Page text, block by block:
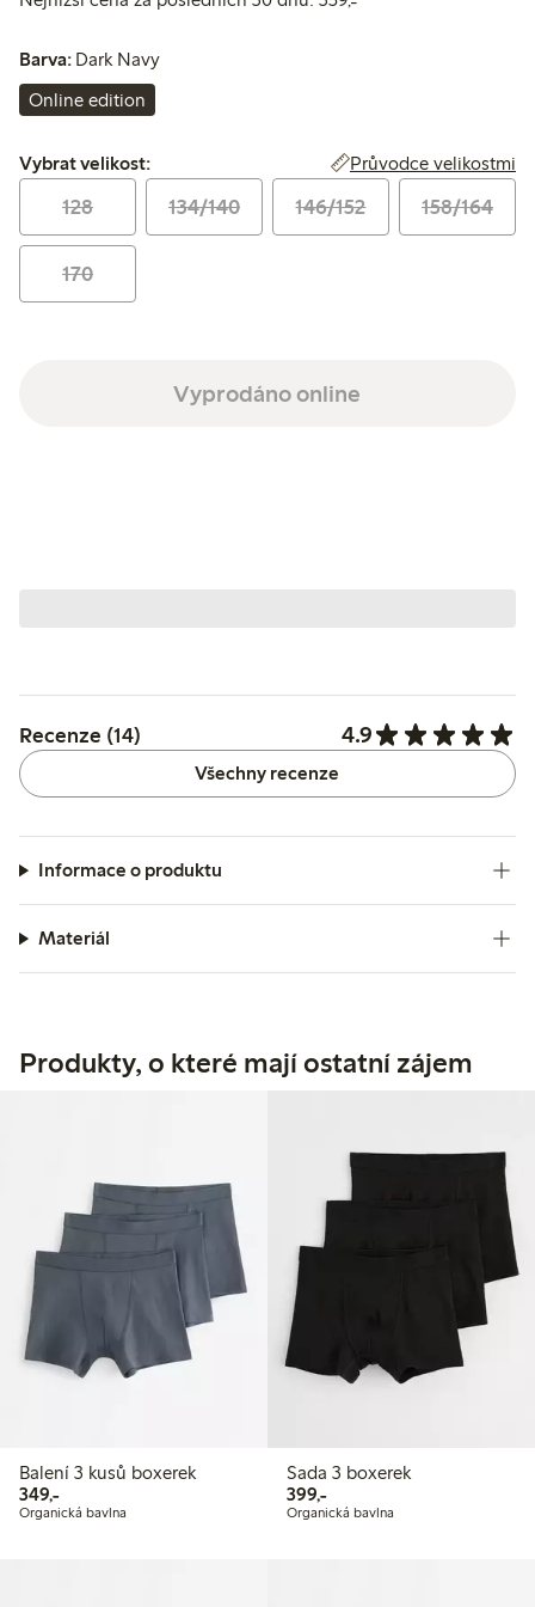
Barva: Dark Navy
Online edition
Vybrat velikost:
Vybrat velikost: Průvodce velikostmi
128 134/140 146/152 158/164
170
Vyprodáno online
Recenze (14) 4.9
Všechny recenze
Informace o produktu
Materiál
Produkty, o které mají ostatní zájem
Balení 3 kusů boxerek
349,-349,00 Kč
Organická bavlna
Sada 3 boxerek
399,-399,00 Kč
Organická bavlna